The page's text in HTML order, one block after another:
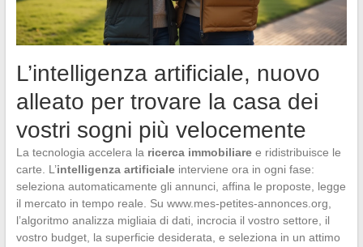
L’intelligenza artificiale, nuovo
alleato per trovare la casa dei
vostri sogni più velocemente
La tecnologia accelera la ricerca immobiliaree ridistribuisce le
carte. L’intelligenza artificialeinterviene ora in ogni fase:
seleziona automaticamente gli annunci, affina le proposte, legge
il mercato in tempo reale. Su www.mes-petites-annonces.org,
l’algoritmo analizza migliaia di dati, incrocia il vostro settore, il
vostro budget, la superficie desiderata, e seleziona in un attimo